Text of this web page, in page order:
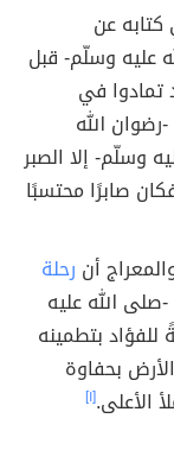
عن
عليه وسلّم- قبل
تمادوا في
الله
وسلّم- إلا الصبر
صابرًا محتسبًا
أن رحلة
صلى الله عليه
بتطمينه
بحفاوة
الأعلى.[١]